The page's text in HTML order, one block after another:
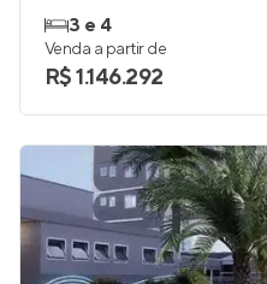
3 e 4
Venda a partir de
R$ 1.146.292